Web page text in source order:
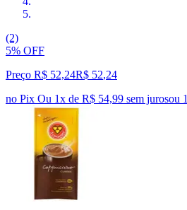
(2)
5% OFF
Preço R$ 52,24R$ 52,24
no Pix Ou 1x de R$ 54,99 sem jurosou 1